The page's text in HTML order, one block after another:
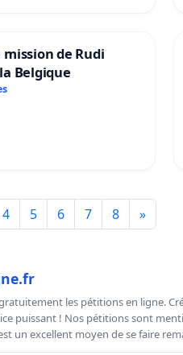
de Rudi
Belgique
4 5 6 7 8 »
les pétitions en ligne.
puissant ! Nos pétitions sont
un excellent moyen de se faire